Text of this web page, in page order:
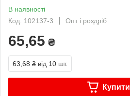
В наявності
Код: 102137-3
Опт і роздріб
65,65 ₴
63,68 ₴ від 10 шт.
Купити